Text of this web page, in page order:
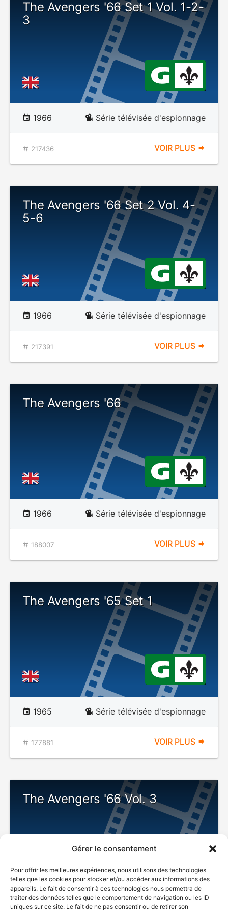
Gérer le consentement
Pour offrir les meilleures expériences, nous utilisons des technologies
telles que les cookies pour stocker et/ou accéder aux informations des
appareils. Le fait de consentir à ces technologies nous permettra de
traiter des données telles que le comportement de navigation ou les ID
uniques sur ce site. Le fait de ne pas consentir ou de retirer son
The Avengers '66 Set 1 Vol. 1-2-
3
1966 Série télévisée d'espionnage
217436 VOIR PLUS
The Avengers '66 Set 2 Vol. 4-
5-6
1966 Série télévisée d'espionnage
217391 VOIR PLUS
The Avengers '66
1966 Série télévisée d'espionnage
188007 VOIR PLUS
The Avengers '65 Set 1
1965 Série télévisée d'espionnage
177881 VOIR PLUS
The Avengers '66 Vol. 3
1966 Série télévisée d'espionnage